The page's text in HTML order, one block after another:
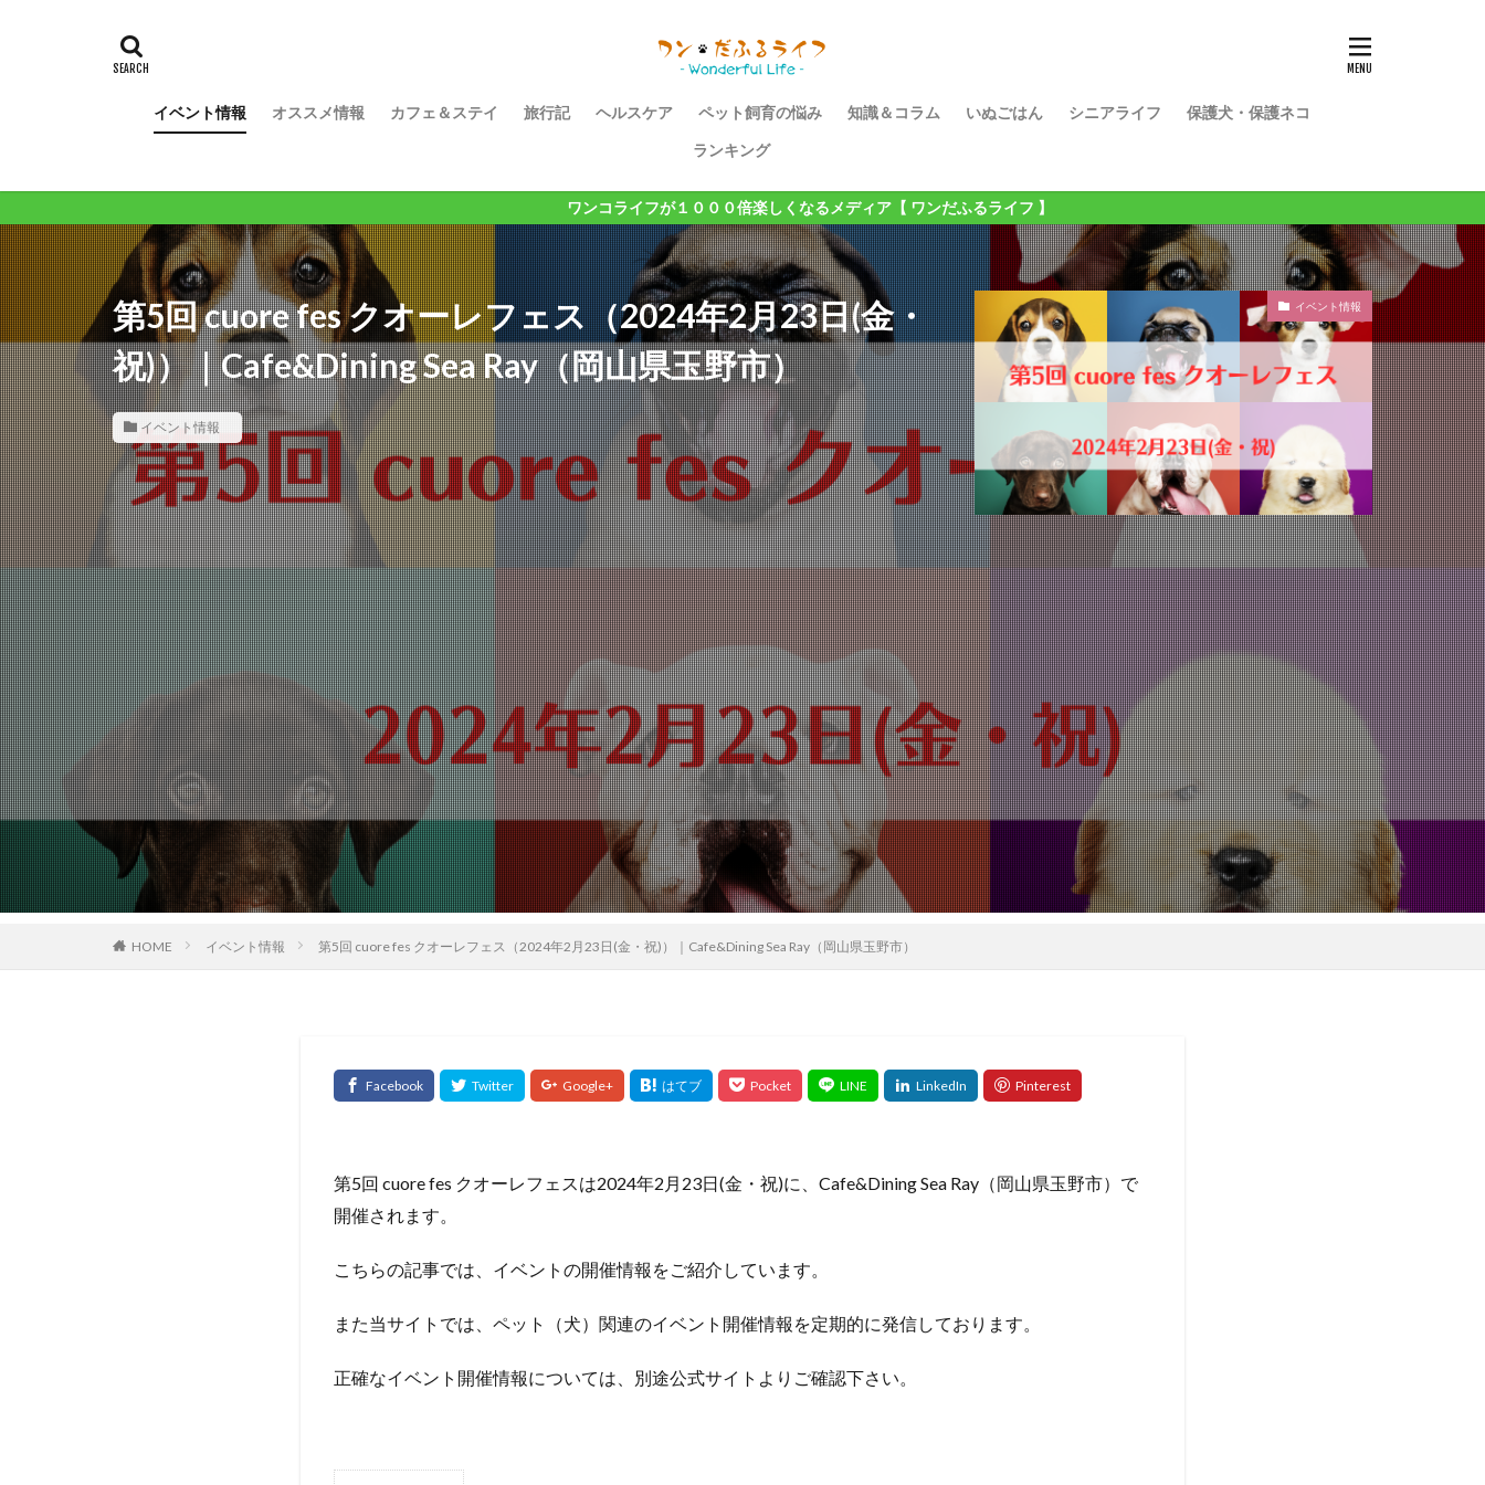
イベント情報 オススメ情報 カフェ＆ステイ 旅行記 ヘルスケア ペット飼育の悩み 知識＆コラム いぬごはん シニアライフ
保護犬・保護ネコ
ランキング
ワンコライフが１０００倍楽しくなるメディア【 ワンだふるライフ 】
第5回 cuore fes クオーレフェス（2024年2月23日(金・
祝)）｜Cafe&Dining Sea Ray（岡山県玉野市）
イベント情報
イベント情報
HOME イベント情報 第5回 cuore fes クオーレフェス（2024年2月23日(金・祝)）｜Cafe&Dining Sea Ray（岡山県玉野市）
第5回 cuore fes クオーレフェスは2024年2月23日(金・祝)に、Cafe&Dining Sea Ray（岡山県玉野市）で
開催されます。
こちらの記事では、イベントの開催情報をご紹介しています。
また当サイトでは、ペット（犬）関連のイベント開催情報を定期的に発信しております。
正確なイベント開催情報については、別途公式サイトよりご確認下さい。